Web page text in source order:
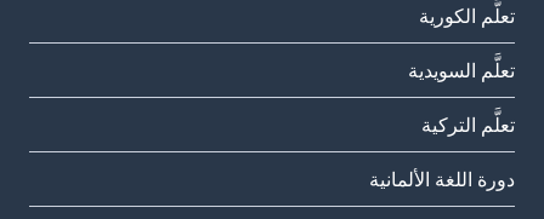
تعلَّم الكورية
تعلَّم السويدية
تعلَّم التركية
دورة اللغة الألمانية